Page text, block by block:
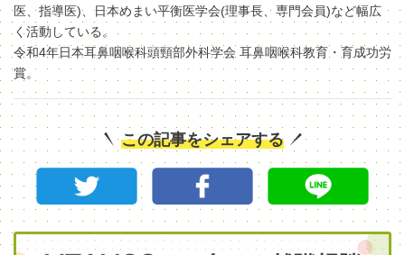
医、指導医)、日本めまい平衡医学会(理事長、専門会員)など幅広
く活動している。
令和4年日本耳鼻咽喉科頭頸部外科学会 耳鼻咽喉科教育・育成功労
賞。
この記事をシェアする